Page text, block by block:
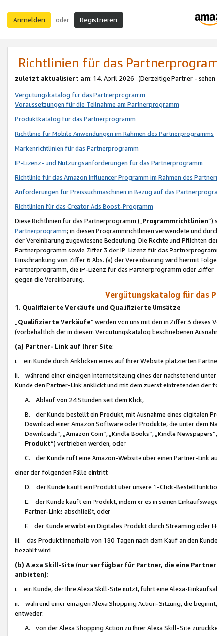
Anmelden oder Registrieren
Richtlinien für das
zuletzt aktualisiert am: 14. April 2026 (Derzeitige Partner - sehen
Vergütungskatalog für das Partnerprogramm
Voraussetzungen für die Teilnahme am Partnerprogramm
Produktkatalog für das Partnerprogramm
Richtlinie für Mobile Anwendungen im Rahmen des Partnerprogramms
Markenrichtlinien für das Partnerprogramm
IP-Lizenz- und Nutzungsanforderungen für das Partnerprogramm
Richtlinie für das Amazon Influencer Programm im Rahmen des
Anforderungen für Preissuchmaschinen in Bezug auf das
Richtlinien für das Creator Ads Boost-Programm
Diese Richtlinien für das Partnerprogramm („Programmrichtlinien“)
Partnerprogramm; in diesen Programmrichtlinien verwendete und
der Vereinbarung zugewiesene Bedeutung. Die Rechte und Pflichten
Partnerprogramm sowie Ziffer 3 der IP-Lizenz für das
Einschränkung von Ziffer 6 Abs. (a) der Vereinbarung wird hiermit
Partnerprogramm, die IP-Lizenz für das Partnerprogramm oder
gegen die Vereinbarung.
Vergütungskatalog für das
1. Qualifizierte Verkäufe und Qualifizierte Umsätze
Qualifizierte Verkäufe“ werden von uns mit den in Ziffer 3
(vorbehaltlich der in diesem Vergütungskatalog beschriebenen
(a) Partner- Link auf Ihrer Site:
i. ein Kunde durch Anklicken eines auf Ihrer Website platzierten
ii. während einer einzigen Internetsitzung eines der nachstehend
Kunde den Partner-Link anklickt und mit dem zuerst eintretenden der
A. Ablauf von 24 Stunden seit dem Klick,
B. der Kunde bestellt ein Produkt, mit Ausnahme eines digitalen
Download einer Amazon Software oder Produkte, die unter dem
Downloads“, „Amazon Coin“, „Kindle Books“, „Kindle
Produkt“) vertrieben werden, oder
C. der Kunde ruft eine Amazon-Website über einen Partner-Link
einer der folgenden Fälle eintritt:
D. der Kunde kauft ein Produkt über unsere 1-Click-
E. der Kunde kauft ein Produkt, indem er es in seinen
Partner-Links abschließt, oder
F. der Kunde erwirbt ein Digitales Produkt durch Streaming oder
iii. das Produkt innerhalb von 180 Tagen nach dem Kauf an den
bezahlt wird
(b) Alexa Skill-Site (nur verfügbar für Partner, die eine
anbieten):
i. ein Kunde, der Ihre Alexa Skill-Site nutzt, führt eine Alexa-
ii. während einer einzigen Alexa Shopping Action-Sitzung, die
entweder:
A. von der Alexa Shopping Action zu Ihrer Alexa Skill-Site